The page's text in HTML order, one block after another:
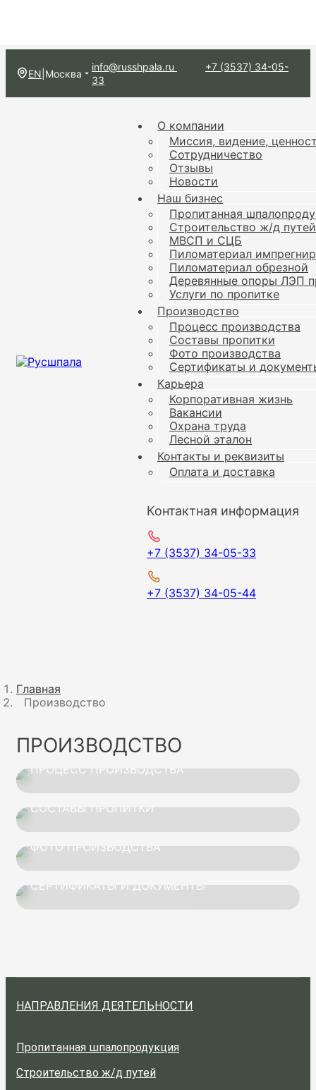
EN Москва
info@russhpala.ru
+7 (3537) 34-05-
33
О компании
Миссия, видение,
Сотрудничество
Отзывы
Новости
Наш бизнес
Пропитанная
Строительство ж/д путей
МВСП и СЦБ
Пиломатериал
Пиломатериал обрезной
Деревянные опоры ЛЭП
Услуги по пропитке
Производство
Процесс производства
Составы пропитки
Фото производства
Сертификаты и
Карьера
Корпоративная жизнь
Вакансии
Охрана труда
Лесной эталон
Контакты и реквизиты
Оплата и доставка
Контактная информация
+7 (3537) 34-05-33
+7 (3537) 34-05-44
Главная
Производство
ПРОИЗВОДСТВО
ПРОЦЕСС ПРОИЗВОДСТВА
СОСТАВЫ ПРОПИТКИ
ФОТО ПРОИЗВОДСТВА
СЕРТИФИКАТЫ И ДОКУМЕНТЫ
НАПРАВЛЕНИЯ ДЕЯТЕЛЬНОСТИ
Пропитанная шпалопродукция
Строительство ж/д путей